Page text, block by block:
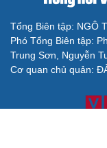
Tổng Biên tập: NGÔ
Phó Tổng Biên tập:
Trung Sơn, Nguyễn
Cơ quan chủ quản: